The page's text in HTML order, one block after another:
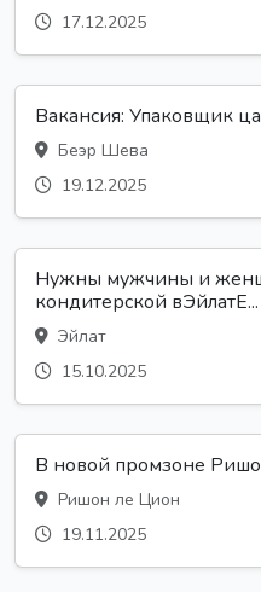
17.12.2025
Вакансия: Упаковщик
Беэр Шева
19.12.2025
Нужны мужчины и
кондитерской вЭйлатЕ...
Эйлат
15.10.2025
В новой промзоне
Ришон ле Цион
19.11.2025